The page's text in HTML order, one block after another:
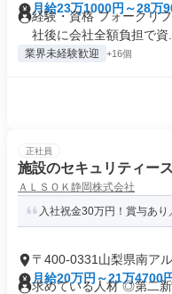
月給23万1000円～28万
経験・資格 フォークリ
社後に会社全額負担で資...
業界未経験歓迎 +16個
正社員
施設のセキュリティー
ＡＬＳＯＫ静岡株式会社
入社祝金30万円！賞与あ
〒400-0331山梨県南ア
月給20万円～21万4700
求めている人材 ◎第二